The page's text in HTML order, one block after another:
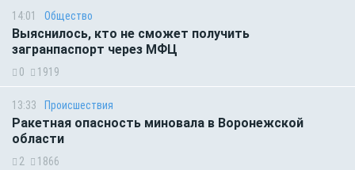
14:01 Общество
Выяснилось, кто не сможет получить
загранпаспорт через МФЦ
0 1919
13:33 Происшествия
Ракетная опасность миновала в Воронежской
области
2 1866